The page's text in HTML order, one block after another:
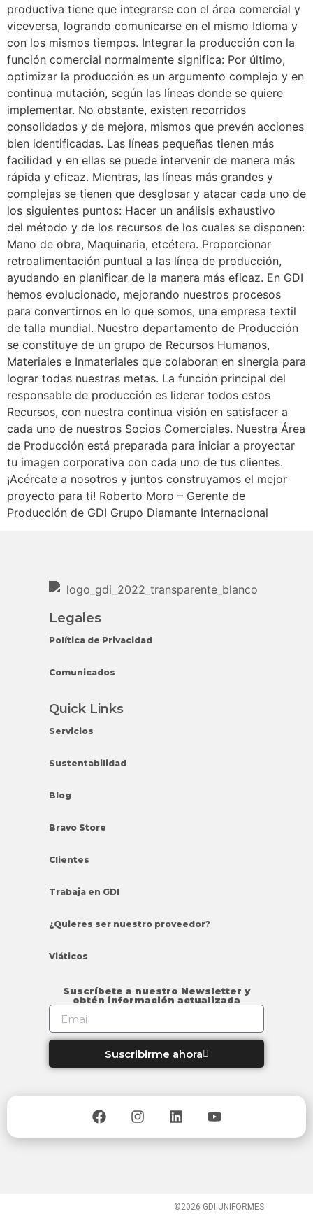
productiva tiene que integrarse con el área comercial y
viceversa, logrando comunicarse en el mismo Idioma y
con los mismos tiempos. Integrar la producción con la
función comercial normalmente significa: Por último,
optimizar la producción es un argumento complejo y en
continua mutación, según las líneas donde se quiere
implementar. No obstante, existen recorridos
consolidados y de mejora, mismos que prevén acciones
bien identificadas. Las líneas pequeñas tienen más
facilidad y en ellas se puede intervenir de manera más
rápida y eficaz. Mientras, las líneas más grandes y
complejas se tienen que desglosar y atacar cada uno de
los siguientes puntos: Hacer un análisis exhaustivo
del método y de los recursos de los cuales se disponen:
Mano de obra, Maquinaria, etcétera. Proporcionar
retroalimentación puntual a las línea de producción,
ayudando en planificar de la manera más eficaz. En GDI
hemos evolucionado, mejorando nuestros procesos
para convertirnos en lo que somos, una empresa textil
de talla mundial. Nuestro departamento de Producción
se constituye de un grupo de Recursos Humanos,
Materiales e Inmateriales que colaboran en sinergia para
lograr todas nuestras metas. La función principal del
responsable de producción es liderar todos estos
Recursos, con nuestra continua visión en satisfacer a
cada uno de nuestros Socios Comerciales. Nuestra Área
de Producción está preparada para iniciar a proyectar
tu imagen corporativa con cada uno de tus clientes.
¡Acércate a nosotros y juntos construyamos el mejor
proyecto para ti! Roberto Moro – Gerente de
Producción de GDI Grupo Diamante Internacional
Legales
Política de Privacidad
Comunicados
Quick Links
Servicios
Sustentabilidad
Blog
Bravo Store
Clientes
Trabaja en GDI
¿Quieres ser nuestro proveedor?
Viáticos
Suscríbete a nuestro Newsletter y
obtén información actualizada
Suscribirme ahora
©2026 GDI UNIFORMES